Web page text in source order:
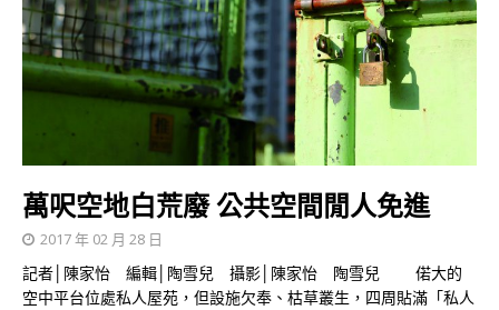
萬呎空地白荒廢 公共空間閒人免進
2017 年 02 月 28 日
記者│陳家怡 編輯│陶雪兒 攝影│陳家怡 陶雪兒 偌大的
空中平台位處私人屋苑，但設施欠奉、枯草叢生，四周貼滿「私人